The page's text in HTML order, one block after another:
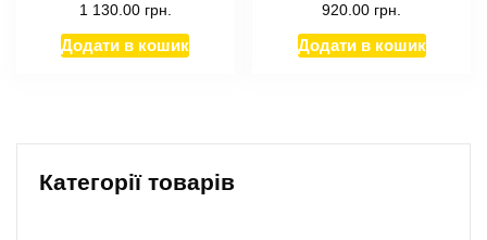
1 130.00 грн.
Додати в кошик
920.00 грн.
Додати в кошик
Категорії товарів